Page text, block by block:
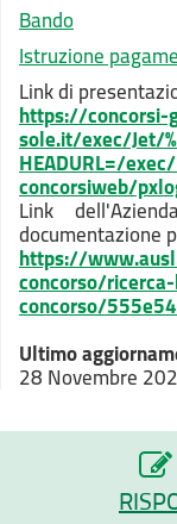
Bando
Istruzione
Link di
https://concorsi-
sole.it/exec/Jet/
HEADURL=/
concorsiweb/
Link
documentazione
https://
concorso/
concorso/
Ultimo
28 Novembre